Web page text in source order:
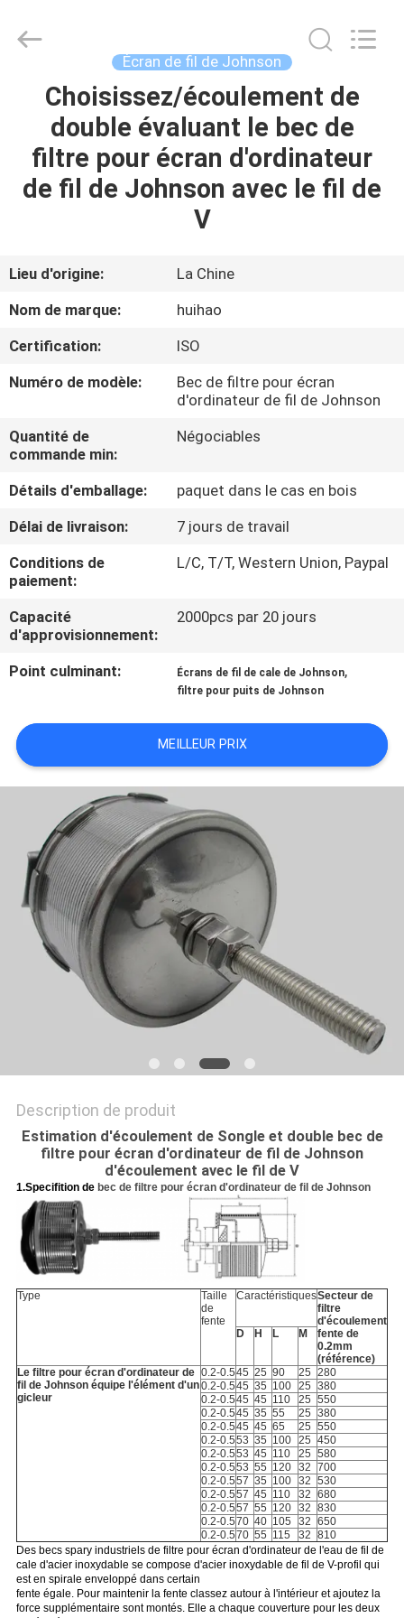
ACCUEIL
PRODUITS
DE
NOUS
VISITE
DE
L'USINE
CONTRÔLE
CONTACTEZ-
NOUS
AFFAIRES
SITE
PRIVACY
POLICY
Mesh
Product
Écran de fil de Johnson
Choisissez/écoulement de
double évaluant le bec de
filtre pour écran d'ordinateur
de fil de Johnson avec le fil de
V
Lieu d'origine:
La Chine
Nom de marque:
huihao
Certification:
ISO
Numéro de modèle:
Bec de filtre pour écran
d'ordinateur de fil de Johnson
Quantité de
commande min:
Négociables
Détails d'emballage:
paquet dans le cas en bois
Délai de livraison:
7 jours de travail
Conditions de
paiement:
L/C, T/T, Western Union, Paypal
Capacité
d'approvisionnement:
2000pcs par 20 jours
Point culminant: Écrans de fil de cale de Johnson,
filtre pour puits de Johnson
MEILLEUR PRIX
Description de produit
Estimation d'écoulement de Songle et double bec de
filtre pour écran d'ordinateur de fil de Johnson
d'écoulement avec le fil de V
1.Specifition debec de filtre pour écran d'ordinateur de fil de Johnson
Type
Taille
de
fente
CaractéristiquesSecteur de
filtre
d'écoulement
fente de
0.2mm
(référence)
D H L M
Le filtre pour écran d'ordinateur de
fil de Johnson équipe l'élément d'un
gicleur
0.2-0.545 25 90 25 280
0.2-0.545 35 100 25 380
0.2-0.545 45 110 25 550
0.2-0.545 35 55 25 380
0.2-0.545 45 65 25 550
0.2-0.553 35 100 25 450
0.2-0.553 45 110 25 580
0.2-0.553 55 120 32 700
0.2-0.557 35 100 32 530
0.2-0.557 45 110 32 680
0.2-0.557 55 120 32 830
0.2-0.570 40 105 32 650
0.2-0.570 55 115 32 810
Des becs spary industriels de filtre pour écran d'ordinateur de l'eau de fil de
cale d'acier inoxydable se compose d'acier inoxydable de fil de V-profil qui
est en spirale enveloppé dans certain
fente égale. Pour maintenir la fente classez autour à l'intérieur et ajoutez la
force supplémentaire sont montés. Elle a chaque couverture pour les deux